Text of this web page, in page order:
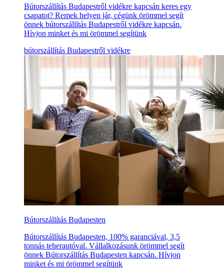
Bútorszállítás Budapestről vidékre kapcsán keres egy
csapatot? Remek helyen jár, cégünk örömmel segít
önnek bútorszállítás Budapestről vidékre kapcsán.
Hívjon minket és mi örömmel segítünk
bútorszállítás Budapestről vidékre
Bútorszállítás Budapesten
Bútorszállítás Budapesten, 100% garanciával, 3,5
tonnás teherautóval. Vállalkozásunk örömmel segít
önnek Bútorszállítás Budapesten kapcsán. Hívjon
minket és mi örömmel segítünk